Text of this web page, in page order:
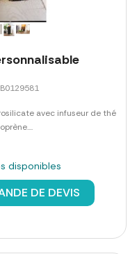
avec infuseur de thé
disponibles
DE DEVIS